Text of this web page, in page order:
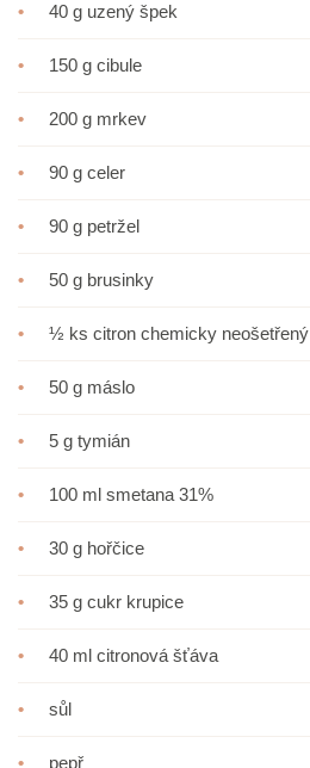
• 40 g uzený špek
• 150 g cibule
• 200 g mrkev
• 90 g celer
• 90 g petržel
• 50 g brusinky
• ½ ks citron chemicky neošetřený
• 50 g máslo
• 5 g tymián
• 100 ml smetana 31%
• 30 g hořčice
• 35 g cukr krupice
• 40 ml citronová šťáva
• sůl
• pepř